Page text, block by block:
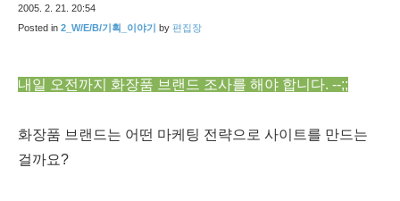
2005. 2. 21. 20:54
Posted in 2_W/E/B/기획_이야기 by 편집장
내일 오전까지 화장품 브랜드 조사를 해야 합니다. --;;
화장품 브랜드는 어떤 마케팅 전략으로 사이트를 만드는
걸까요?